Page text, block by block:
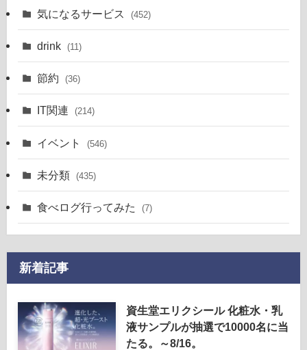
気になるサービス (452)
drink (11)
節約 (36)
IT関連 (214)
イベント (546)
未分類 (435)
食べログ行ってみた (7)
新着記事
資生堂エリクシール 化粧水・乳
液サンプルが抽選で10000名に当
たる。～8/16。